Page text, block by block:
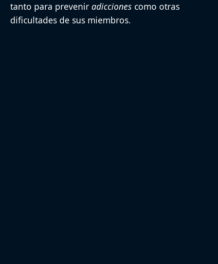
tanto para prevenir adicciones como otras
dificultades de sus miembros.